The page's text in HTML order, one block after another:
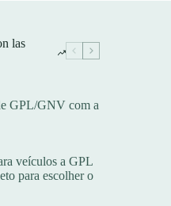
las
GPL/GNV com a
veículos a GPL
para escolher o